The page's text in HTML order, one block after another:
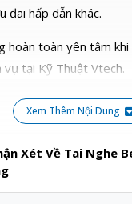
đãi hấp dẫn khác.
hoàn toàn yên tâm
vụ tại Kỹ Thuật Vtech.
Xem Thêm Nội Dung
Xét Về Tai Nghe
ø6.0 x 0.5mm
± 3dB
DC5V±5%
7.1.
nổi cao cấp, cho chất